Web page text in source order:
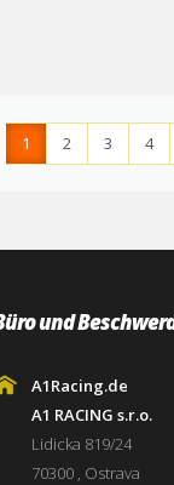
1 2 3 4
und
A1Racing.de
A1 RACING s.r.o.
Lidicka 819/24
70300 , Ostrava